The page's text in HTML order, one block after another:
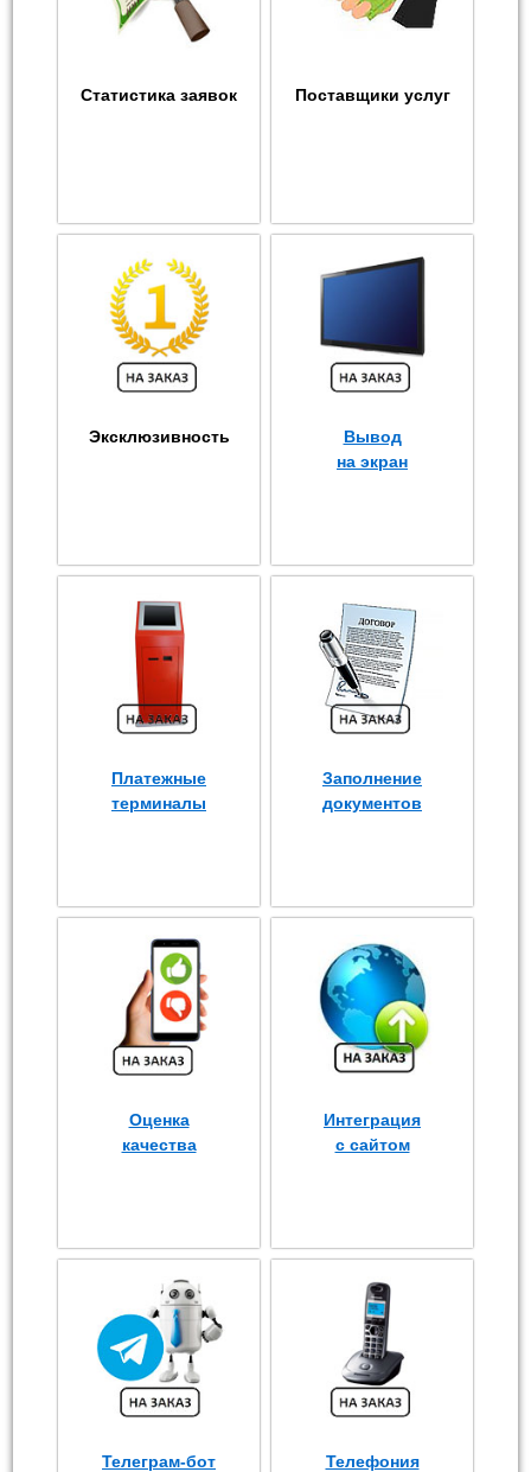
Статистика заявок Поставщики услуг
Эксклюзивность
Вывод
на экран
Платежные
терминалы
Заполнение
документов
Оценка
качества
Интеграция
с сайтом
Телеграм-бот Телефония